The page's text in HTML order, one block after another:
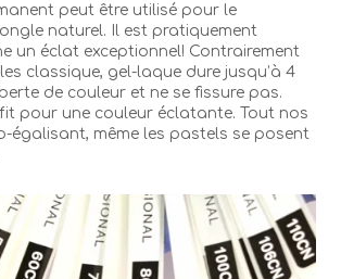
peut être utilisé pour le
naturel. Il est pratiquement
un éclat exceptionnel! Contrairement
classique, gel-laque dure jusqu’à 4
de couleur et ne se fissure pas.
pour une couleur éclatante. Tout nos
égalisant, même les pastels se posent